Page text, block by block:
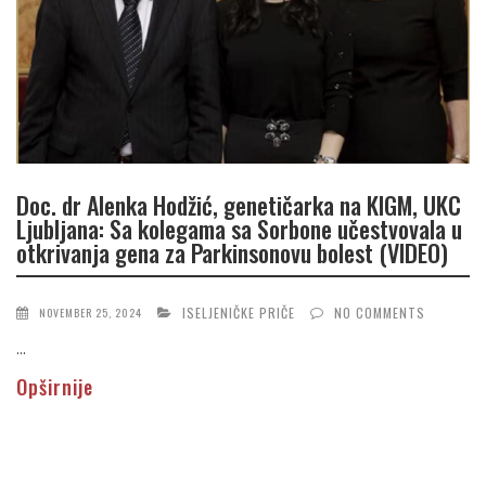
Doc. dr Alenka Hodžić, genetičarka na KIGM, UKC
Ljubljana: Sa kolegama sa Sorbone učestvovala u
otkrivanja gena za Parkinsonovu bolest (VIDEO)
NOVEMBER 25, 2024 ISELJENIČKE PRIČE NO COMMENTS
...
Opširnije